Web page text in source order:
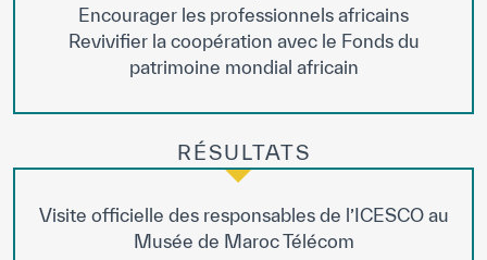
Encourager les professionnels africains
Revivifier la coopération avec le Fonds du
patrimoine mondial africain
RÉSULTATS
Visite officielle des responsables de l’ICESCO au
Musée de Maroc Télécom